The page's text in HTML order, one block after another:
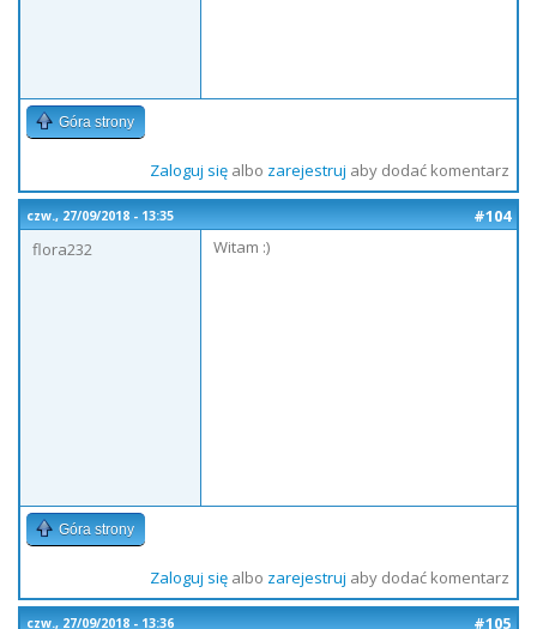
Góra strony
Zaloguj sięalbo zarejestruj aby dodać komentarz
czw., 27/09/2018 - 13:35
#104
flora232
Witam :)
Góra strony
Zaloguj sięalbo zarejestruj aby dodać komentarz
czw., 27/09/2018 - 13:36
#105